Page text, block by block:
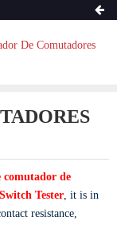
De Comutadores
comutador de
Tester, it is in
resistance,